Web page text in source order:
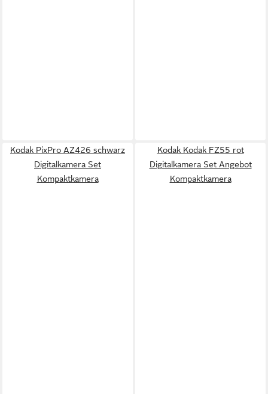
Kodak PixPro AZ426 schwarz
Digitalkamera Set
Kompaktkamera
Kodak Kodak FZ55 rot
Digitalkamera Set Angebot
Kompaktkamera